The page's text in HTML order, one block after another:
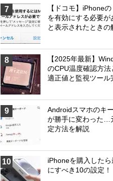
7
【ドコモ】iPhone
を有効にする必要が
と表示されたときの
8
【2025年最新】
のCPU温度確認方法
適正値と監視ツール
9
Androidスマホのキ
が勝手に変わった…
定方法を解説
10
iPhoneを購入した
にすべき10の設定！